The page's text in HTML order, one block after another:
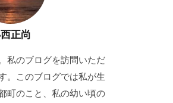
正尚
私のブログを訪問いただ
。このブログでは私が生
町のこと、私の幼い頃の